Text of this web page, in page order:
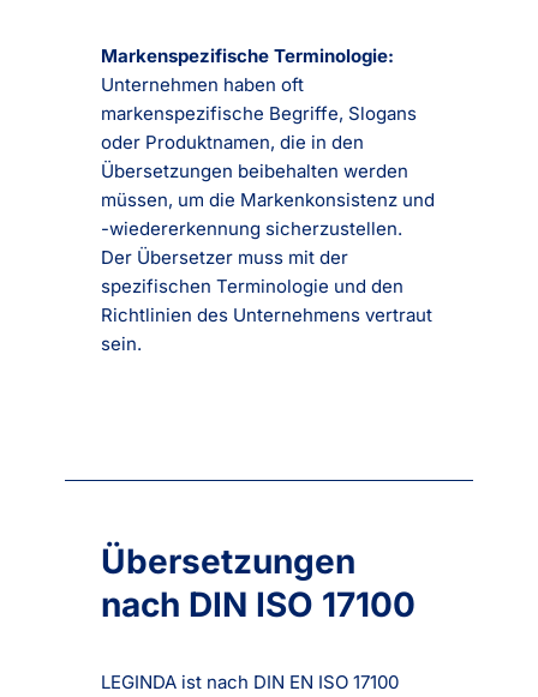
Markenspezifische Terminologie:
Unternehmen haben oft
markenspezifische Begriffe, Slogans
oder Produktnamen, die in den
Übersetzungen beibehalten werden
müssen, um die Markenkonsistenz und
-wiedererkennung sicherzustellen.
Der Übersetzer muss mit der
spezifischen Terminologie und den
Richtlinien des Unternehmens vertraut
sein.
Übersetzungen
nach DIN ISO 17100
LEGINDA ist nach DIN EN ISO 17100